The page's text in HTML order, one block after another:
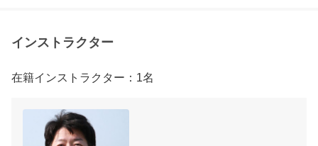
インストラクター
在籍インストラクター：1名